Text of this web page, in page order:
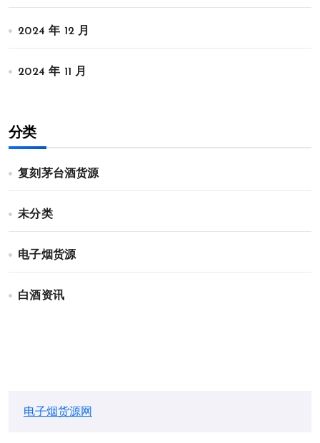
2024 年 12 月
2024 年 11 月
分类
复刻茅台酒货源
未分类
电子烟货源
白酒资讯
电子烟货源网